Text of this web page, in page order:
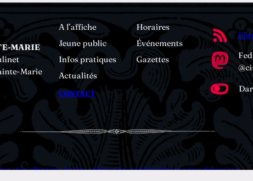
MARIE
Marie
A l’affiche
Horaires
Jeune public
Événements
Infos pratiques
Gazettes
Actualités
CONTACT
UtopiaMentions légales, politique de confidentialité et autres digressions…